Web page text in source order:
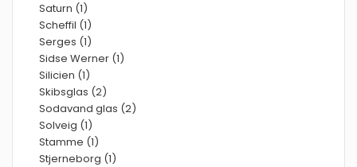
Saturn (1)
Scheffil (1)
Serges (1)
Sidse Werner (1)
Silicien (1)
Skibsglas (2)
Sodavand glas (2)
Solveig (1)
Stamme (1)
Stjerneborg (1)